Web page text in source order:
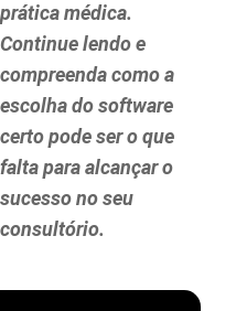
prática médica.
Continue lendo e
compreenda como a
escolha do software
certo pode ser o que
falta para alcançar o
sucesso no seu
consultório.